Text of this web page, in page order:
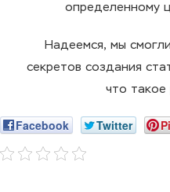
определенному
Надеемся, мы
секретов создания
что такое
Facebook Twitter